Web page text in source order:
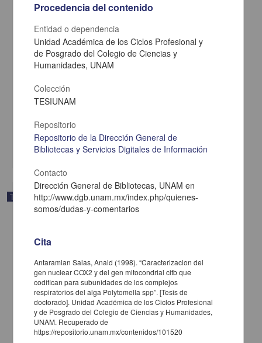
Los dialogos del Calepino de Motul: exploraciones en la
historiografia de la otredad
Artes y Humanidades
Trabajo de grado
Procedencia del contenido
Entidad o dependencia
Unidad Académica de los Ciclos Profesional y
de Posgrado del Colegio de Ciencias y
Humanidades, UNAM
Colección
TESIUNAM
Repositorio
Repositorio de la Dirección General de
Bibliotecas y Servicios Digitales de Información
Contacto
Dirección General de Bibliotecas, UNAM en
http://www.dgb.unam.mx/index.php/quienes-
somos/dudas-y-comentarios
Cita
Antaramian Salas, Anaid (1998). “Caracterizacion del
gen nuclear COX2 y del gen mitocondrial citb que
codifican para subunidades de los complejos
respiratorios del alga Polytomella spp”. [Tesis de
doctorado]. Unidad Académica de los Ciclos Profesional
y de Posgrado del Colegio de Ciencias y Humanidades,
UNAM. Recuperado de
https://repositorio.unam.mx/contenidos/101520